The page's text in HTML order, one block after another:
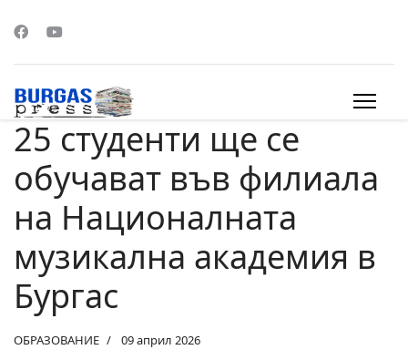
25 студенти ще се
обучават във филиала
на Националната
музикална академия в
Бургас
ОБРАЗОВАНИЕ 09 април 2026